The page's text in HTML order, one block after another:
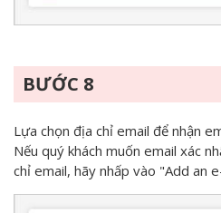
BƯỚC 8
Lựa chọn địa chỉ email để nhận
Nếu quý khách muốn email xác
chỉ email, hãy nhấp vào "Add an